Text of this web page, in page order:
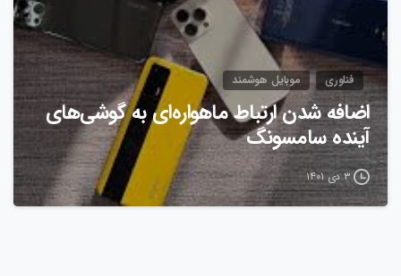
فناوری موبایل هوشمند
اضافه شدن ارتباط ماهواره‌ای به گوشی‌های
آینده‌ سامسونگ
۳ دی ۱۴۰۱